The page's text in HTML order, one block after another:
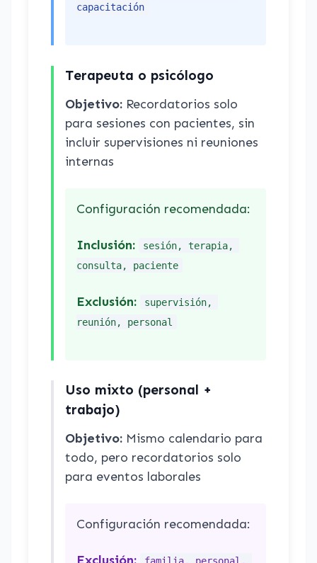
capacitación
Terapeuta o psicólogo
Objetivo: Recordatorios solo
para sesiones con pacientes, sin
incluir supervisiones ni reuniones
internas
Configuración recomendada:
Inclusión:
sesión, terapia,
consulta, paciente
Exclusión:
supervisión,
reunión, personal
Uso mixto (personal +
trabajo)
Objetivo: Mismo calendario para
todo, pero recordatorios solo
para eventos laborales
Configuración recomendada: